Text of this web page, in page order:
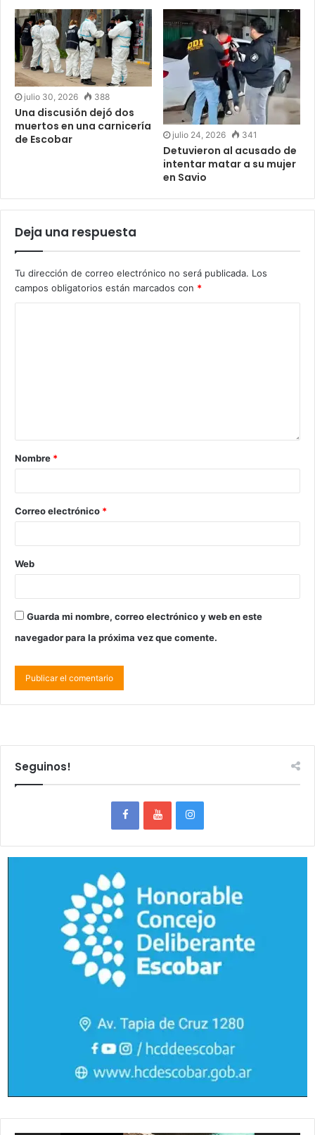
julio 30, 2026 388
Una discusión dejó dos
muertos en una carnicería
de Escobar
julio 24, 2026 341
Detuvieron al acusado de
intentar matar a su mujer
en Savio
Deja una respuesta
Tu dirección de correo electrónico no será publicada. Los
campos obligatorios están marcados con *
Nombre *
Correo electrónico *
Web
Guarda mi nombre, correo electrónico y web en este
navegador para la próxima vez que comente.
Seguinos!